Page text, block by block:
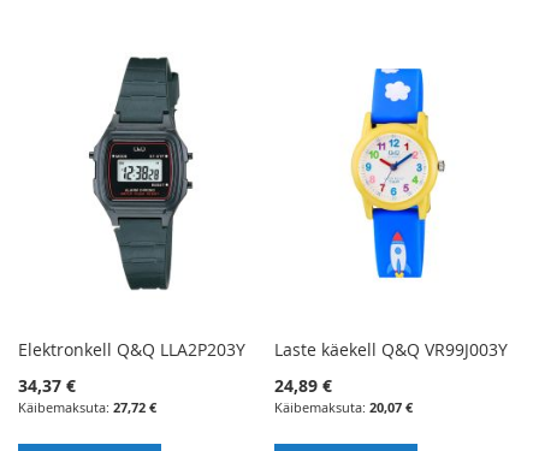
Elektronkell Q&Q LLA2P203Y
34,37 €
27,72 €
Laste käekell Q&Q VR99J003Y
24,89 €
20,07 €